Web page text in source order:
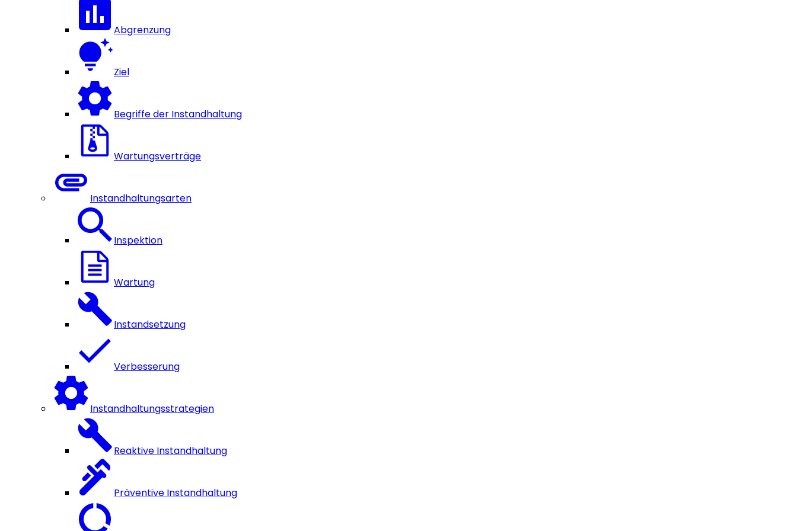
Abgrenzung
Ziel
Begriffe der Instandhaltung
Wartungsverträge
Instandhaltungsarten
Inspektion
Wartung
Instandsetzung
Verbesserung
Instandhaltungsstrategien
Reaktive Instandhaltung
Präventive Instandhaltung